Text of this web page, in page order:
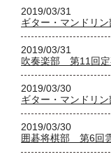
2019/03/31
ギター・マンドリ
2019/03/31
吹奏楽部 第11回定
2019/03/30
ギター・マンドリ
2019/03/30
囲碁将棋部 第6回